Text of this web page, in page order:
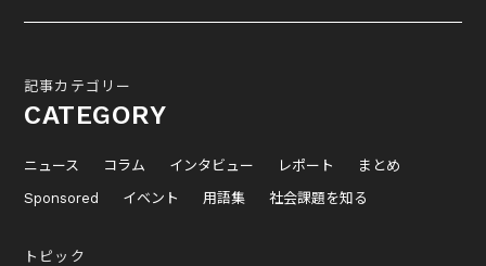
記事カテゴリー
CATEGORY
ニュース コラム インタビュー レポート
まとめ
Sponsored
イベント 用語集 社会課題を知る
トピック